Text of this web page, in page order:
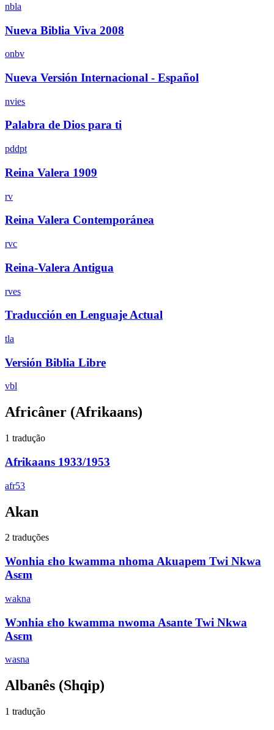
nbla
Nueva Biblia Viva 2008
onbv
Nueva Versión Internacional - Español
nvies
Palabra de Dios para ti
pddpt
Reina Valera 1909
rv
Reina Valera Contemporánea
rvc
Reina-Valera Antigua
rves
Traducción en Lenguaje Actual
tla
Versión Biblia Libre
vbl
Africâner (Afrikaans)
1 tradução
Afrikaans 1933/1953
afr53
Akan
2 traduções
Wonhia ɛho kwamma nhoma Akuapem Twi Nkwa
Asɛm
wakna
Wɔnhia ɛho kwamma nwoma Asante Twi Nkwa
Asɛm
wasna
Albanês (Shqip)
1 tradução